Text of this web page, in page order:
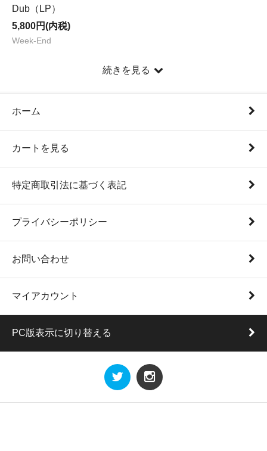
Dub（LP）
5,800円(内税)
Week-End
続きを見る
ホーム
カートを見る
特定商取引法に基づく表記
プライバシーポリシー
お問い合わせ
マイアカウント
PC版表示に切り替える